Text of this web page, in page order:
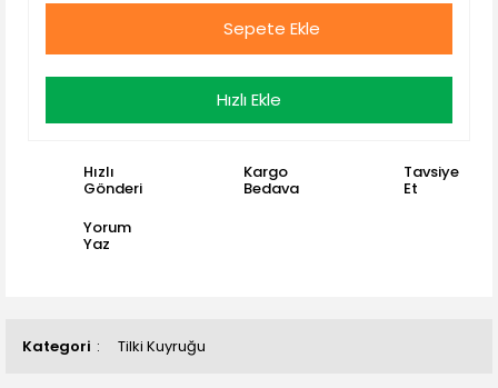
Kategori Tilki Kuyruğu
Sepete Ekle
Hızlı Ekle
Hızlı
Gönderi
Kargo
Bedava
Tavsiye
Et
Yorum
Yaz